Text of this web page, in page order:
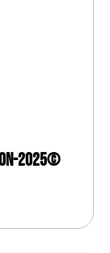
2025©